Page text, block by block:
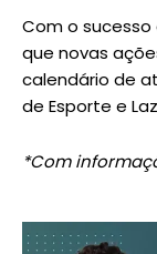
Com o
que novas
calendário de
de Esporte e
*Com